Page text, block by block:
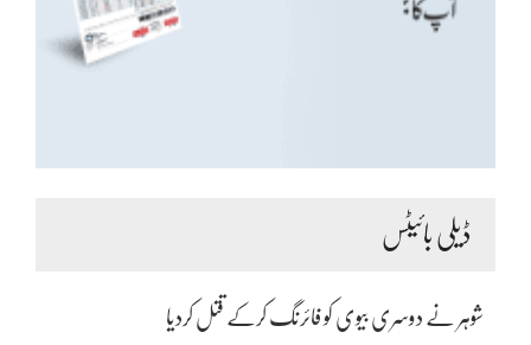
ڈیلی بائیٹس
شوہر نے دوسری بیوی کو فائرنگ کرکے قتل کردیا